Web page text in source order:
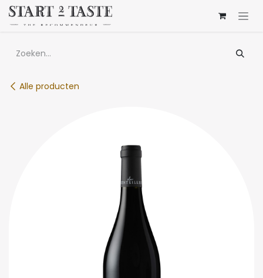
Overslaan naar inhoud
Alle producten